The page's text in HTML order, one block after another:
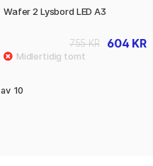
Wafer 2 Lysbord LED A3
604 KR
755 KR
av 10